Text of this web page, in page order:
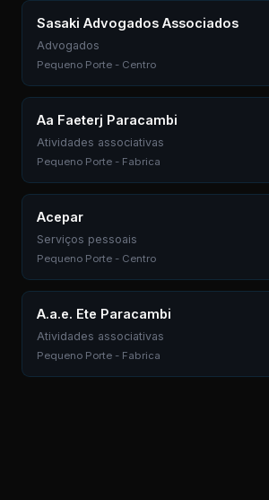
Sasaki Advogados Associados
Advogados
Pequeno Porte - Centro
Aa Faeterj Paracambi
Atividades associativas
Pequeno Porte - Fabrica
Acepar
Serviços pessoais
Pequeno Porte - Centro
A.a.e. Ete Paracambi
Atividades associativas
Pequeno Porte - Fabrica